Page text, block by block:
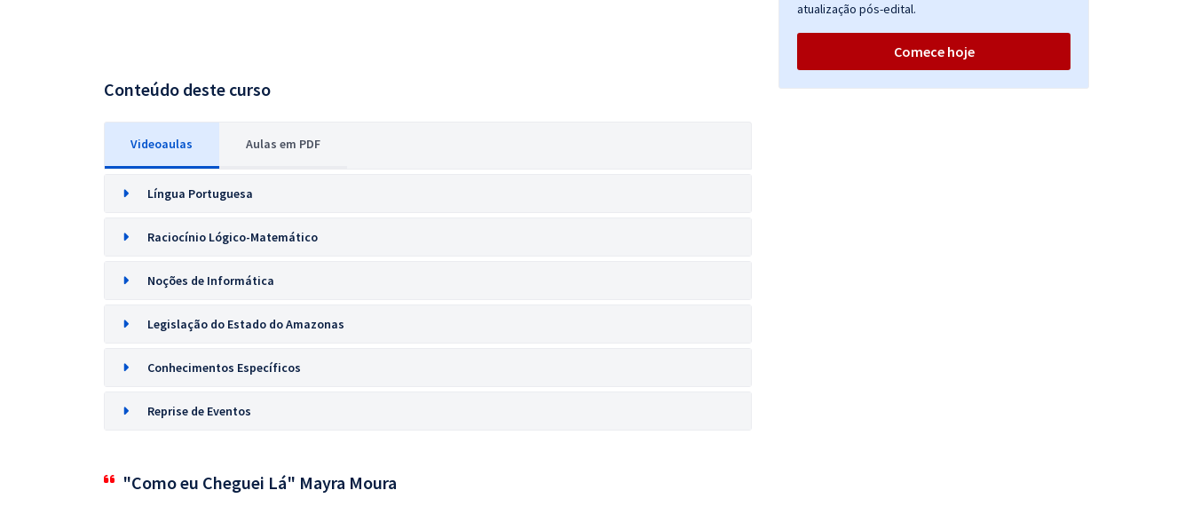
Conteúdo deste curso
Videoaulas Aulas em PDF
Língua Portuguesa
Raciocínio Lógico-Matemático
Noções de Informática
Legislação do Estado do Amazonas
Conhecimentos Específicos
Reprise de Eventos
"Como eu Cheguei Lá" Mayra Moura
atualização pós-edital.
Comece hoje